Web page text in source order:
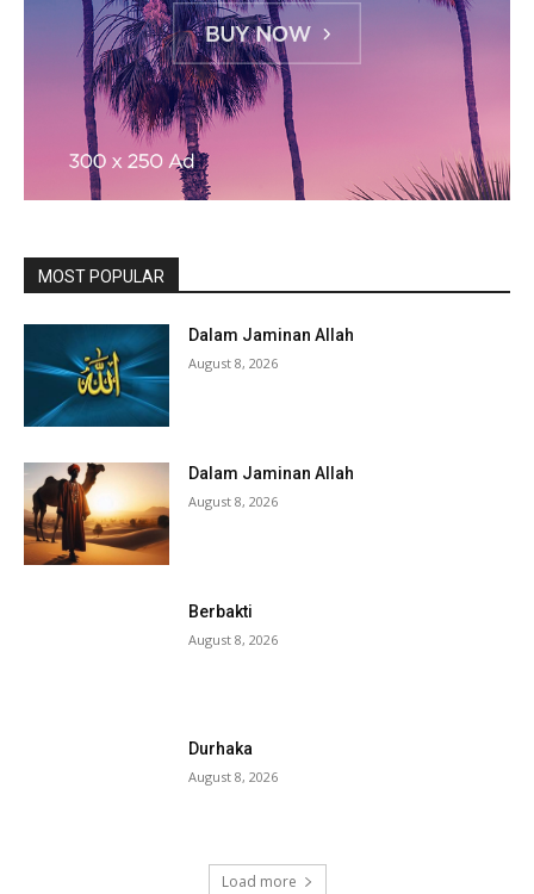
MOST POPULAR
Dalam Jaminan Allah
August 8, 2026
Dalam Jaminan Allah
August 8, 2026
Berbakti
August 8, 2026
Durhaka
August 8, 2026
Load more